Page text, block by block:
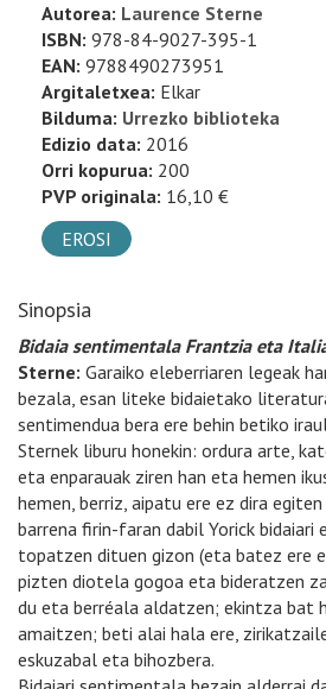
Autorea: Laurence Sterne
ISBN: 978-84-9027-395-1
EAN: 9788490273951
Argitaletxea: Elkar
Bilduma: Urrezko biblioteka
Edizio data: 2016
Orri kopurua: 200
PVP originala: 16,10 €
EROSI
Sinopsia
Bidaia sentimentala Frantzia eta
Sterne: Garaiko eleberriaren legeak
bezala, esan liteke bidaietako
sentimendua bera ere behin betiko
Sternek liburu honekin: ordura arte,
eta enparauak ziren han eta hemen
hemen, berriz, aipatu ere ez dira
barrena firin-faran dabil Yorick bidaiari
topatzen dituen gizon (eta batez ere
pizten diotela gogoa eta bideratzen
du eta berréala aldatzen; ekintza bat
amaitzen; beti alai hala ere,
eskuzabal eta bihozbera.